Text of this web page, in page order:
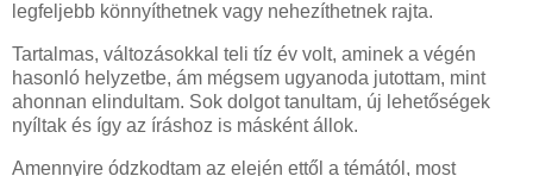
legfeljebb könnyíthetnek vagy nehezíthetnek rajta.
Tartalmas, változásokkal teli tíz év volt, aminek a végén
hasonló helyzetbe, ám mégsem ugyanoda jutottam, mint
ahonnan elindultam. Sok dolgot tanultam, új lehetőségek
nyíltak és így az íráshoz is másként állok.
Amennyire ódzkodtam az elején ettől a témától, most